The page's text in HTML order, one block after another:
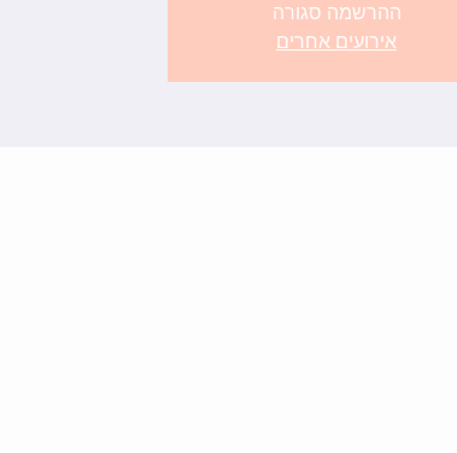
ההרשמה סגורה
אירועים אחרים